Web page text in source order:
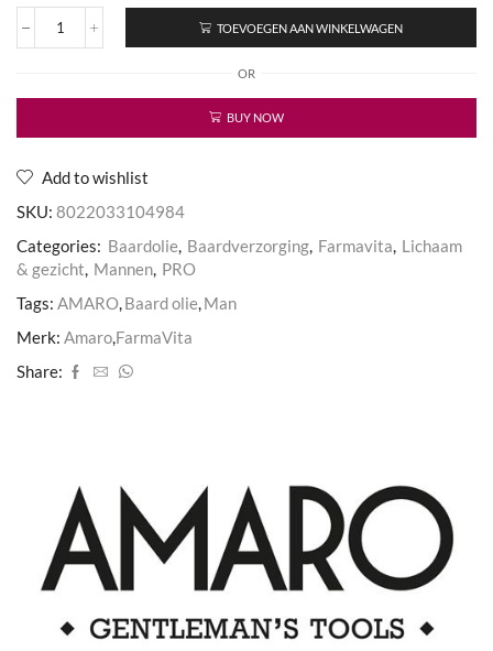
Beard
TOEVOEGEN AAN WINKELWAGEN
OR
BUY NOW
Add to wishlist
SKU: 8022033104984
Categories: Baardolie, Baardverzorging, Farmavita, Lichaam
& gezicht, Mannen, PRO
Tags: AMARO,Baard olie,Man
Merk: Amaro,FarmaVita
Share: